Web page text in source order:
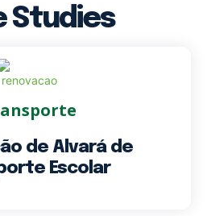
Studies
de Alvará de
Escolar